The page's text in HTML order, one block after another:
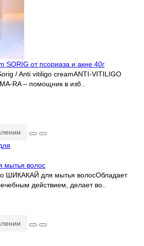
SORIG от псориаза и акне 40г
/ Anti vitiligo creamANTI-VITILIGO
RA – помощник в изб..
мытья волос
ШИКАКАЙ для мытья волосОбладает
действием, делает во..